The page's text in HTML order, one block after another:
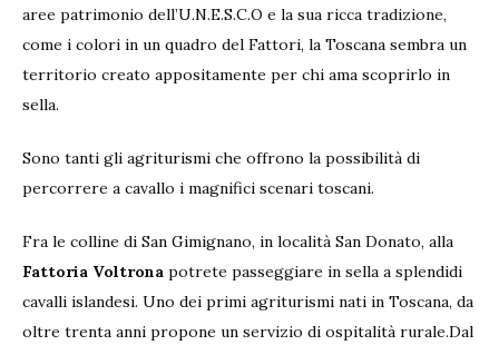
aree patrimonio dell’U.N.E.S.C.O e la sua ricca tradizione,
come i colori in un quadro del Fattori, la Toscana sembra un
territorio creato appositamente per chi ama scoprirlo in
sella.
Sono tanti gli agriturismi che offrono la possibilità di
percorrere a cavallo i magnifici scenari toscani.
Fra le colline di San Gimignano, in località San Donato, alla
Fattoria Voltrona potrete passeggiare in sella a splendidi
cavalli islandesi. Uno dei primi agriturismi nati in Toscana, da
oltre trenta anni propone un servizio di ospitalità rurale.Dal